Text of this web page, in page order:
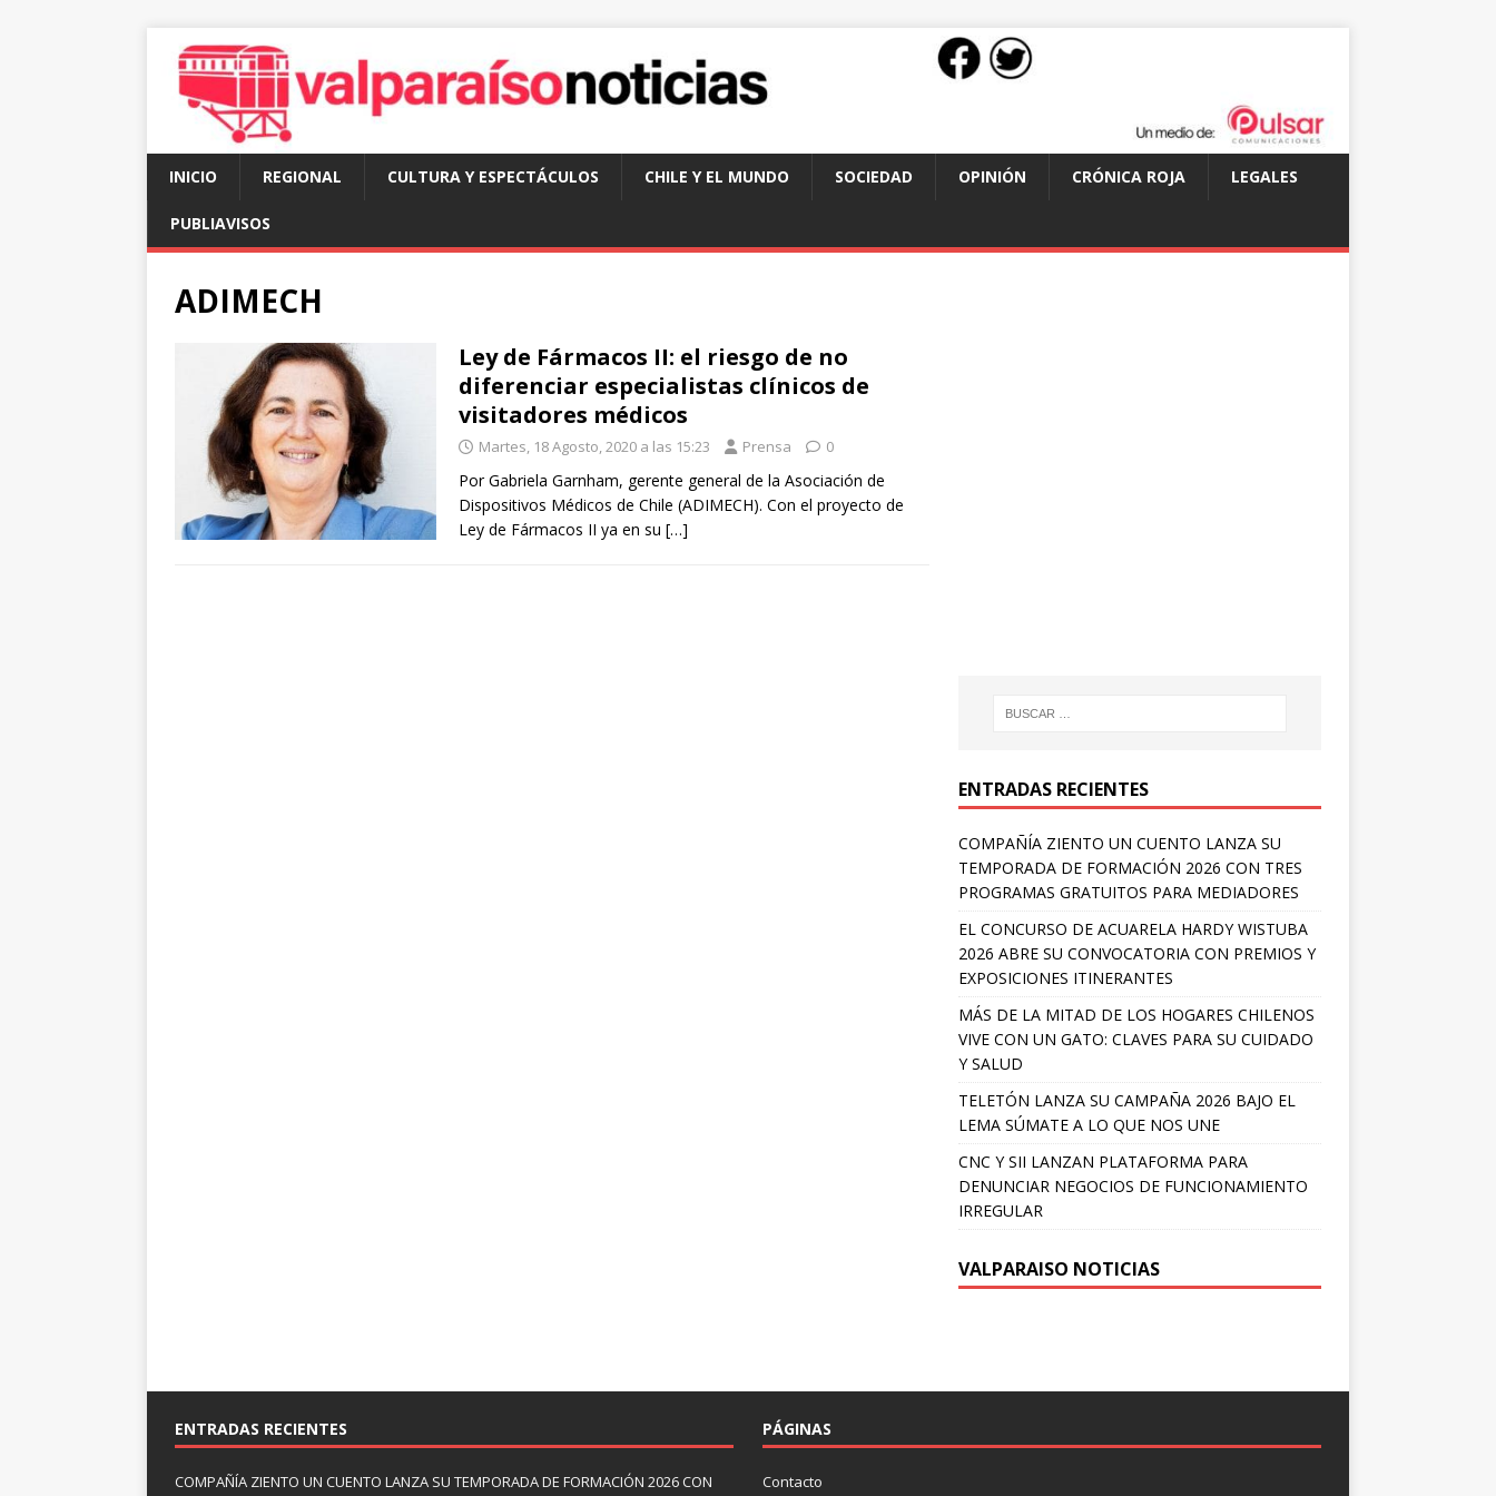
INICIO REGIONAL CULTURA Y ESPECTÁCULOS CHILE Y EL MUNDO SOCIEDAD OPINIÓN CRÓNICA ROJA LEGALES
PUBLIAVISOS
ADIMECH
Ley de Fármacos II: el riesgo de no
diferenciar especialistas clínicos de
visitadores médicos
Martes, 18 Agosto, 2020 a las 15:23 Prensa 0
Por Gabriela Garnham, gerente general de la Asociación de
Dispositivos Médicos de Chile (ADIMECH). Con el proyecto de
Ley de Fármacos II ya en su […]
ENTRADAS RECIENTES
COMPAÑÍA ZIENTO UN CUENTO LANZA SU
TEMPORADA DE FORMACIÓN 2026 CON TRES
PROGRAMAS GRATUITOS PARA MEDIADORES
EL CONCURSO DE ACUARELA HARDY WISTUBA
2026 ABRE SU CONVOCATORIA CON PREMIOS Y
EXPOSICIONES ITINERANTES
MÁS DE LA MITAD DE LOS HOGARES CHILENOS
VIVE CON UN GATO: CLAVES PARA SU CUIDADO
Y SALUD
TELETÓN LANZA SU CAMPAÑA 2026 BAJO EL
LEMA SÚMATE A LO QUE NOS UNE
CNC Y SII LANZAN PLATAFORMA PARA
DENUNCIAR NEGOCIOS DE FUNCIONAMIENTO
IRREGULAR
VALPARAISO NOTICIAS
ENTRADAS RECIENTES
COMPAÑÍA ZIENTO UN CUENTO LANZA SU TEMPORADA DE FORMACIÓN 2026 CON
PÁGINAS
Contacto